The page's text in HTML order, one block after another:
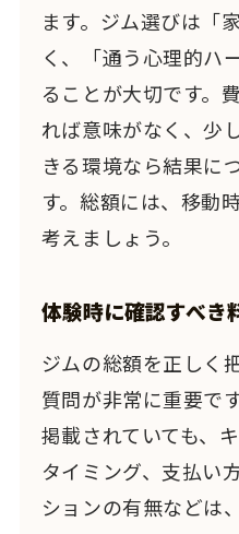
ます。ジム選びは「
く、「通う心理的ハ
ることが大切です。
れば意味がなく、少
きる環境なら結果に
す。総額には、移動
考えましょう。
体験時に確認すべき
ジムの総額を正しく
質問が非常に重要で
掲載されていても、
タイミング、支払い
ションの有無などは